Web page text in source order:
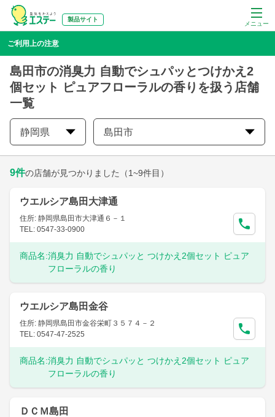
メニュー
製品サイト
ご利用上の注意
島田市の消臭力 自動でシュパッとつけかえ2
個セット ピュアフローラルの香りを扱う店舗
一覧
静岡県 島田市
9件の店舗が見つかりました （1~9件目）
ウエルシア島田大津通
住所: 静岡県島田市大津通６－１
TEL: 0547-33-0900
商品名:消臭力 自動でシュパッと つけかえ2個セット ピュア
フローラルの香り
ウエルシア島田金谷
住所: 静岡県島田市金谷栄町３５７４－２
TEL: 0547-47-2525
商品名:消臭力 自動でシュパッと つけかえ2個セット ピュア
フローラルの香り
ＤＣＭ島田